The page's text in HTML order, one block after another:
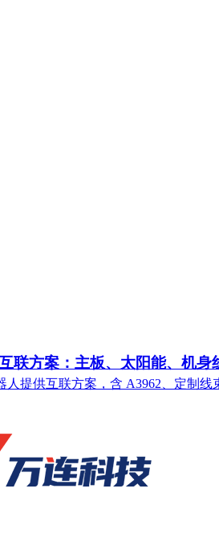
联方案：主板、太阳能、机身
人提供互联方案，含 A3962、定制